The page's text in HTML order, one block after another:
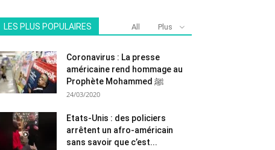
LES PLUS POPULAIRES All Plus
Coronavirus : La presse
américaine rend hommage au
Prophète Mohammed ﷺ
24/03/2020
Etats-Unis : des policiers
arrêtent un afro-américain
sans savoir que c’est...